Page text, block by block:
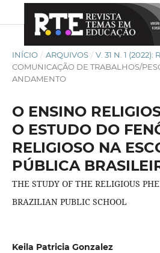
INÍCIO / ARQUIVOS / V. 31 N. 1 (2022):
COMUNICAÇÃO DE TRABALHOS/
ANDAMENTO
O ENSINO
O ESTUDO DO
RELIGIOSO NA
PÚBLICA
THE STUDY OF THE RELIGIOUS
BRAZILIAN PUBLIC SCHOOL
Keila Patricia Gonzalez